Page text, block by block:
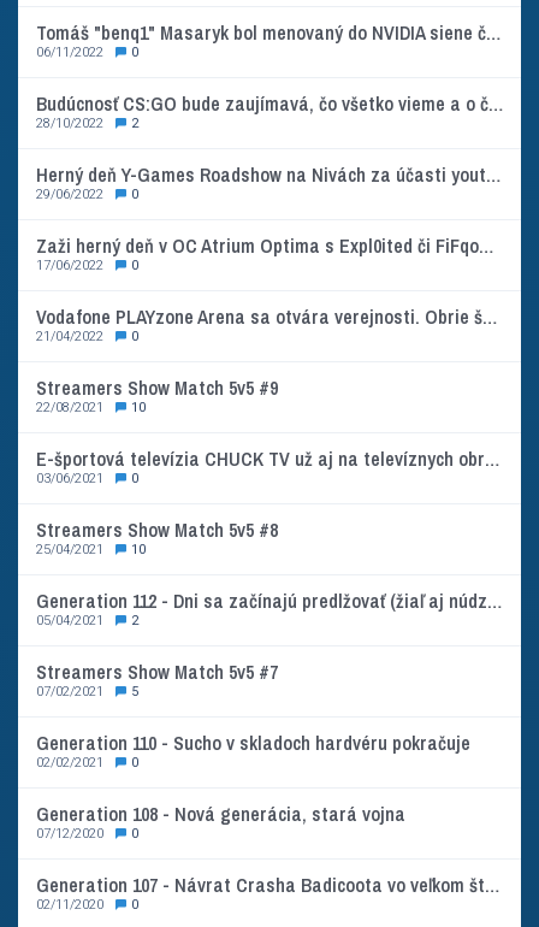
Tomáš "benq1" Masaryk bol menovaný do NVIDIA siene česko-slovenského e-športu
06/11/2022 0
Budúcnosť CS:GO bude zaujímavá, čo všetko vieme a o čom sa špekuluje?
28/10/2022 2
Herný deň Y-Games Roadshow na Nivách za účasti youtuberov a streamerov ako Expl0ited, FiFqo či Donato
29/06/2022 0
Zaži herný deň v OC Atrium Optima s Expl0ited či FiFqom - Y-Games prichádza do Košíc so svojou Roadshow
17/06/2022 0
Vodafone PLAYzone Arena sa otvára verejnosti. Obrie športové centrum privíta prvých návštevníkov 25. apríla
21/04/2022 0
Streamers Show Match 5v5 #9
22/08/2021 10
E-športová televízia CHUCK TV už aj na televíznych obrazovkách
03/06/2021 0
Streamers Show Match 5v5 #8
25/04/2021 10
Generation 112 - Dni sa začínajú predlžovať (žiaľ aj núdzový stav)
05/04/2021 2
Streamers Show Match 5v5 #7
07/02/2021 5
Generation 110 - Sucho v skladoch hardvéru pokračuje
02/02/2021 0
Generation 108 - Nová generácia, stará vojna
07/12/2020 0
Generation 107 - Návrat Crasha Badicoota vo veľkom štýle!
02/11/2020 0